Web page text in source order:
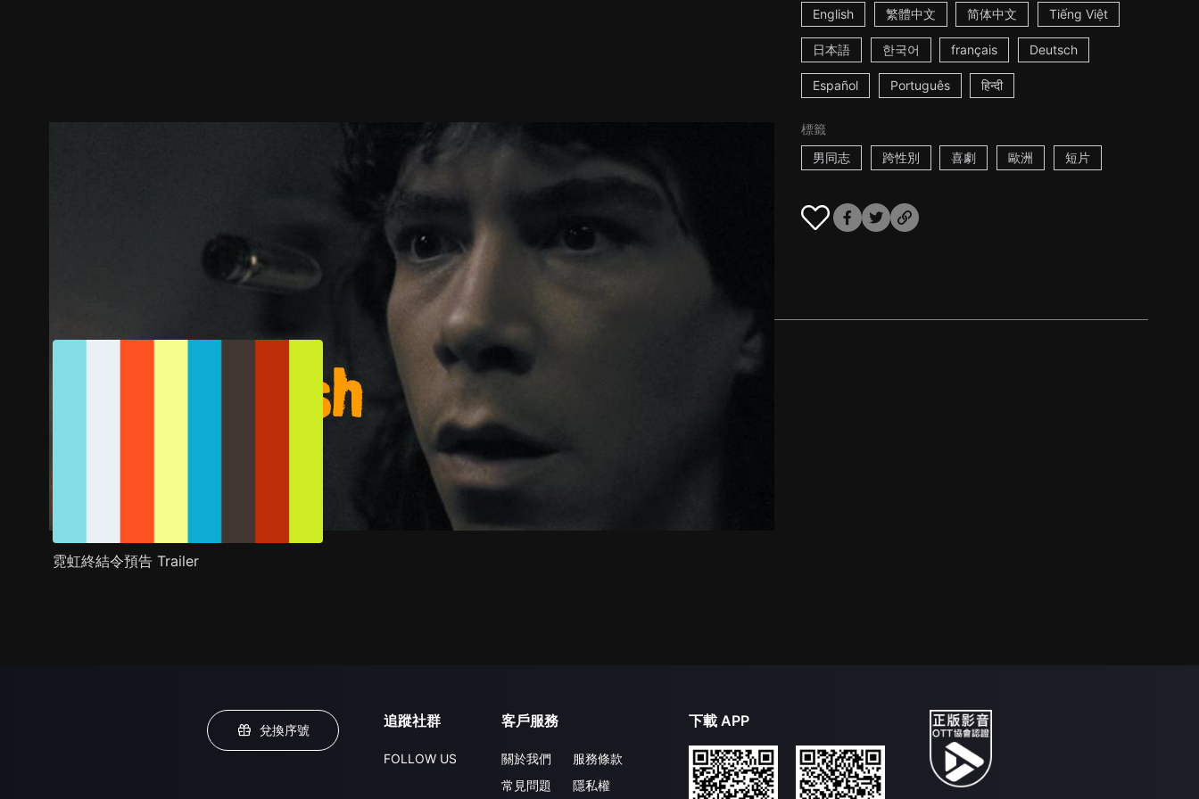
English 繁體中文 简体中文 Tiếng Việt
日本語 한국어 français Deutsch
Español Português हिन्दी
標籤
男同志
跨性別 喜劇 歐洲 短片
霓虹終結令預告 Trailer
兌換序號
追蹤社群
FOLLOW US
客戶服務
關於我們
常見問題
服務條款
隱私權
下載 APP